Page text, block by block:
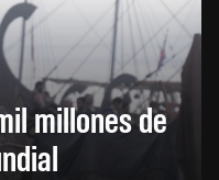
millones de